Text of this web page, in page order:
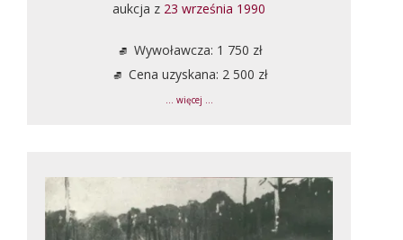
aukcja z 23 września 1990
Wywoławcza: 1 750 zł
Cena uzyskana: 2 500 zł
... więcej ...